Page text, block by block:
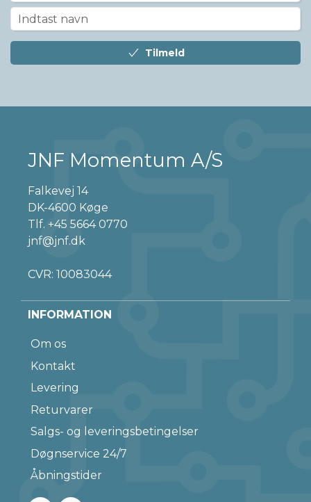
Tilmeld
JNF Momentum A/S
Falkevej 14
DK-4600 Køge
Tlf. +45 5664 0770
jnf@jnf.dk
CVR: 10083044
INFORMATION
Om os
Kontakt
Levering
Returvarer
Salgs- og leveringsbetingelser
Døgnservice 24/7
Åbningstider